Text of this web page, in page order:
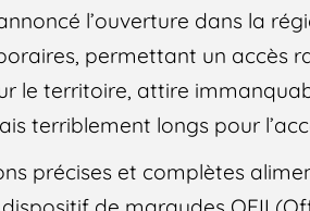
l’ouverture dans la
permettant un accès
le territoire, attire
terriblement longs pour
précises et complètes